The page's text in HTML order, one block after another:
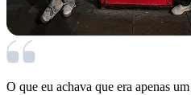
O que eu achava que era apenas